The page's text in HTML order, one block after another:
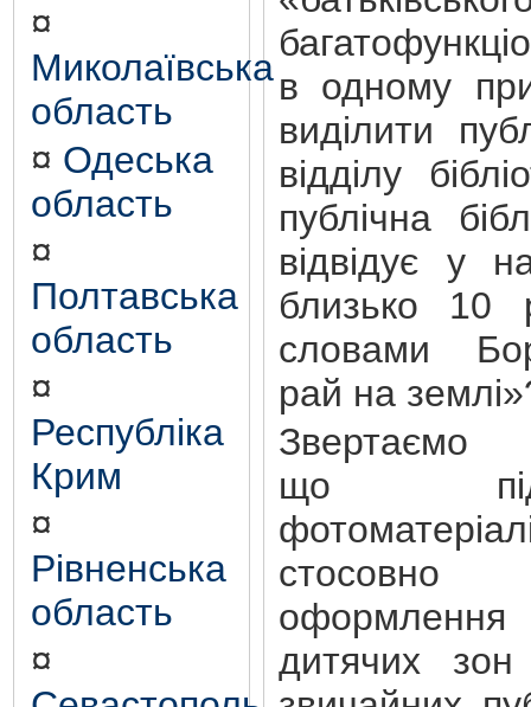
¤
Миколаївська
область
¤ Одеська
область
¤
Полтавська
область
¤
Республіка
Крим
¤
Рівненська
область
¤
в одному
виділити
відділу
публічна
відвідує у
близько 10
словами
рай на
Звертаємо
що
стосовно
оформлення
дитячих